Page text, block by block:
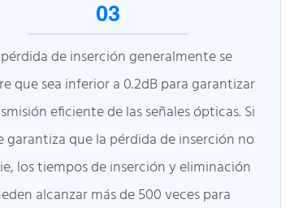
03
de inserción generalmente se
que sea inferior a 0.2dB para garantizar
eficiente de las señales ópticas. Si
garantiza que la pérdida de inserción no
los tiempos de inserción y eliminación
alcanzar más de 500 veces para